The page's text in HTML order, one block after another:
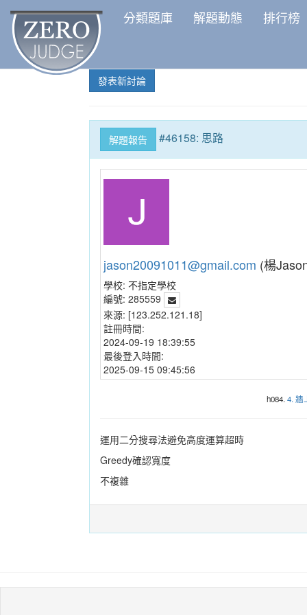
分類題庫 解題動態 排行榜
發表新討論
解題報告 #46158: 思路
jason20091011@gmail.com (楊
學校: 不指定學校
編號: 285559
來源: [123.252.121.18]
註冊時間:
2024-09-19 18:39:55
最後登入時間:
2025-09-15 09:45:56
h084.4. 牆
運用二分搜尋法避免高度運算超時
Greedy確認寬度
不複雜